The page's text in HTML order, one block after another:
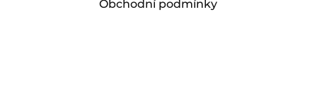
Obchodní podmínky